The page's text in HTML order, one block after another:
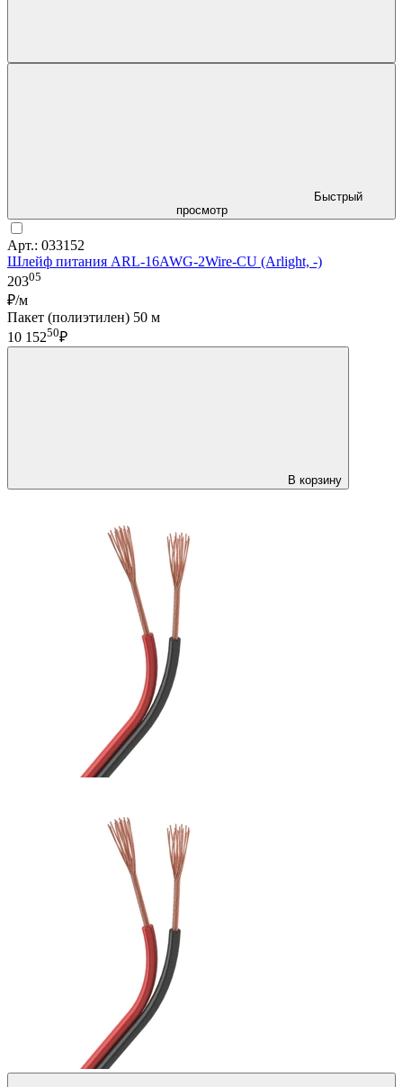
Быстрый
просмотр
Арт.: 033152
Шлейф питания ARL-16AWG-2Wire-CU (Arlight, -)
20305
₽/м
Пакет (полиэтилен) 50 м
10 15250₽
В корзину